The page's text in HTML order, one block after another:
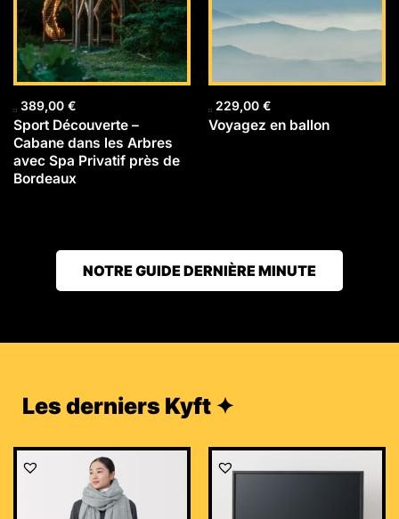
389,00 €
Sport Découverte –
Cabane dans les Arbres
avec Spa Privatif près de
Bordeaux
229,00 €
Voyagez en ballon
NOTRE GUIDE DERNIÈRE MINUTE
Les derniers Kyft ✦